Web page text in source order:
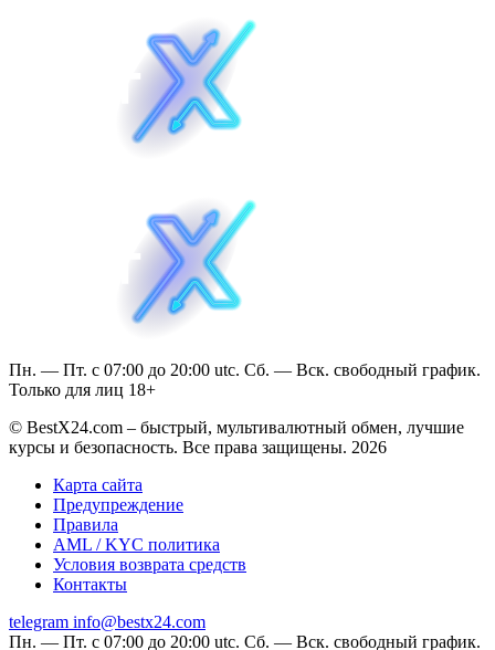
Пн. — Пт. с 07:00 до 20:00 utc. Сб. — Вск. свободный график.
Только для лиц 18+
© BestX24.com – быстрый, мультивалютный обмен, лучшие
курсы и безопасность. Все права защищены. 2026
Карта сайта
Предупреждение
Правила
AML / KYC политика
Условия возврата средств
Контакты
telegram info@bestx24.com
Пн. — Пт. с 07:00 до 20:00 utc. Сб. — Вск. свободный график.